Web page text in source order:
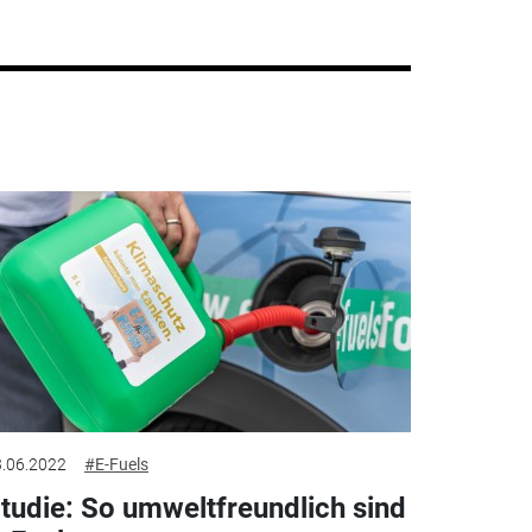
#E-Fuels
So umweltfreundlich sind